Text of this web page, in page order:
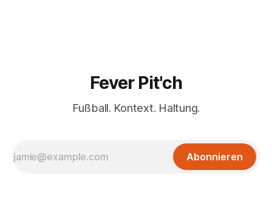
Fever Pit'ch
Fußball. Kontext. Haltung.
Abonnieren